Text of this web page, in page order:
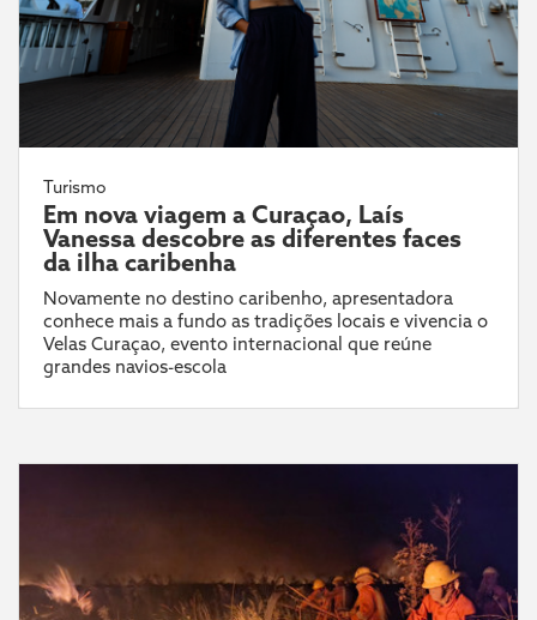
Turismo
Em nova viagem a Curaçao, Laís
Vanessa descobre as diferentes faces
da ilha caribenha
Novamente no destino caribenho, apresentadora
conhece mais a fundo as tradições locais e vivencia o
Velas Curaçao, evento internacional que reúne
grandes navios-escola